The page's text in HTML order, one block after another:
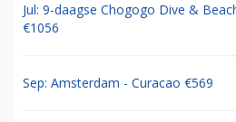
Jul: 9-daagse Chogogo Dive &
€1056
Sep: Amsterdam - Curacao €569